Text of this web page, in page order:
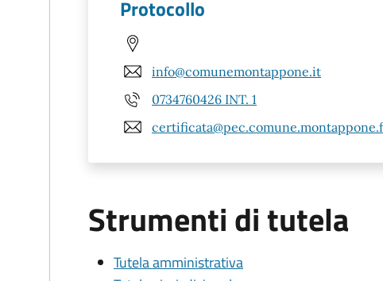
Protocollo
info@comunemontappone.it
0734760426 INT. 1
Strumenti di tutela
Tutela amministrativa